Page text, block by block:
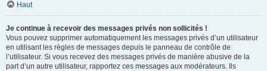
Haut
Je continue à recevoir des messages privés non sollicités !
Vous pouvez supprimer automatiquement les messages privés d’un utilisateur
en utilisant les règles de messages depuis le panneau de contrôle de
l’utilisateur. Si vous recevez des messages privés de manière abusive de la
part d’un autre utilisateur, rapportez ces messages aux modérateurs. Ils